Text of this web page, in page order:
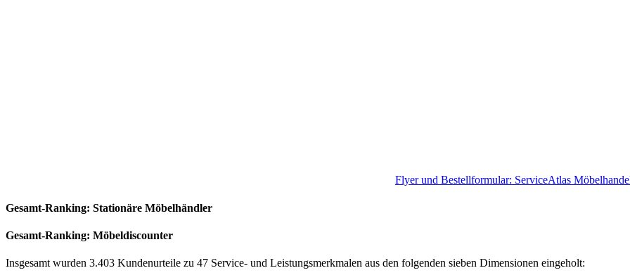
Flyer und Bestellformular: ServiceAtlas
Gesamt-Ranking: Stationäre Möbelhändler
Gesamt-Ranking: Möbeldiscounter
Insgesamt wurden 3.403 Kundenurteile zu 47 Service- und Leistungsmerkmalen aus den folgenden sieben Dimensionen eingeholt: